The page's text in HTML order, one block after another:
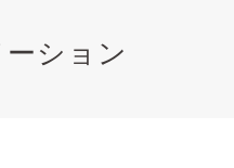
ション